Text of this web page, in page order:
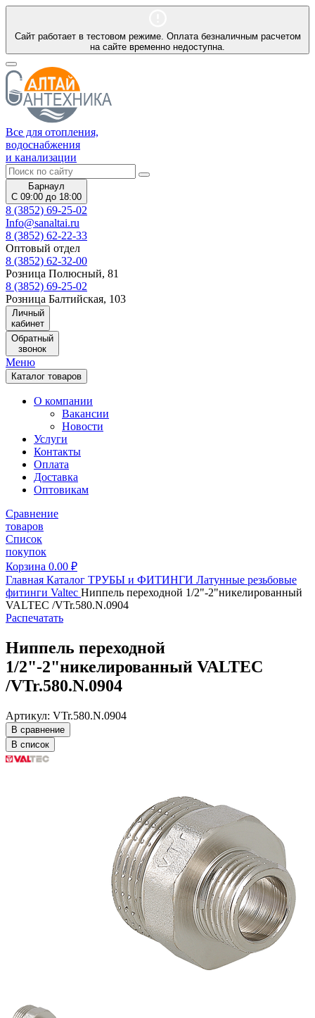
Сайт работает в тестовом режиме. Оплата безналичным расчетом
на сайте временно недоступна.
Все для отопления,
водоснабжения
и канализации
Барнаул
С 09:00 до 18:00
8 (3852) 69-25-02
Info@sanaltai.ru
8 (3852) 62-22-33
Оптовый отдел
8 (3852) 62-32-00
Розница Полюсный, 81
8 (3852) 69-25-02
Розница Балтийская, 103
Личный
кабинет
Обратный
звонок
Меню
Каталог товаров
О компании
Вакансии
Новости
Услуги
Контакты
Оплата
Доставка
Оптовикам
Сравнение
товаров
Список
покупок
Корзина 0.00 ₽
Главная Каталог ТРУБЫ и ФИТИНГИ Латунные резьбовые
фитинги Valtec Ниппель переходной 1/2"-2"никелированный
VALTEC /VTr.580.N.0904
Распечатать
Ниппель переходной
1/2"-2"никелированный VALTEC
/VTr.580.N.0904
Артикул: VTr.580.N.0904
В сравнение
В список